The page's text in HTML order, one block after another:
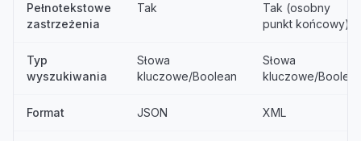
Pełnotekstowe
zastrzeżenia
Tak
Tak (osobny
punkt końcowy)
Typ
wyszukiwania
Słowa
kluczowe/Boolean
Słowa
kluczowe/
Format JSON XML